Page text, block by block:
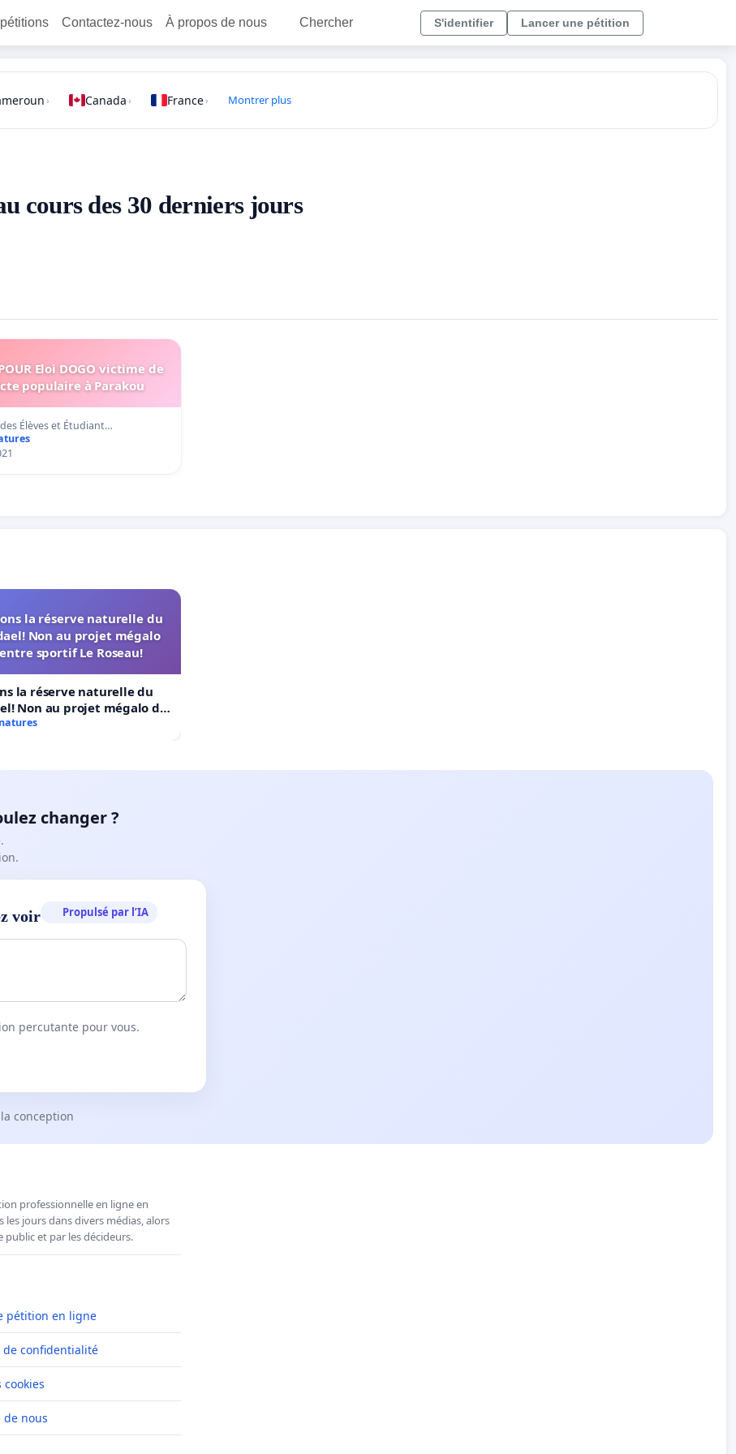
Contactez-nous À propos de nous Chercher S'identifier Lancer une pétition
› Canada › France› Montrer plus
cours des 30 derniers jours
POUR Eloi DOGO victime de
populaire à Parakou
Élèves et Étudiant…
la réserve naturelle du
Non au projet mégalo
sportif Le Roseau!
la réserve naturelle du
Non au projet mégalo du
Le Roseau!
changer ?
voir Propulsé par l’IA
percutante pour vous.
conception
professionnelle en ligne en
jours dans divers médias, alors
et par les décideurs.
pétition en ligne
de confidentialité
cookies
de nous